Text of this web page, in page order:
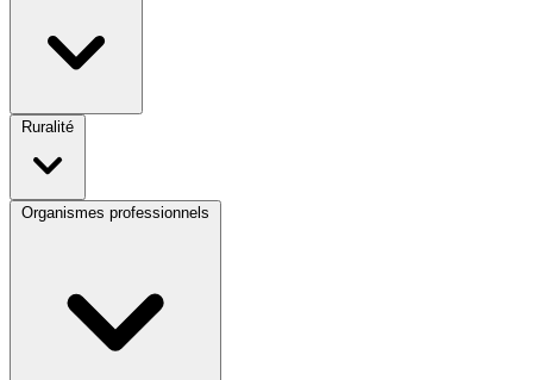
Ruralité
Organismes professionnels